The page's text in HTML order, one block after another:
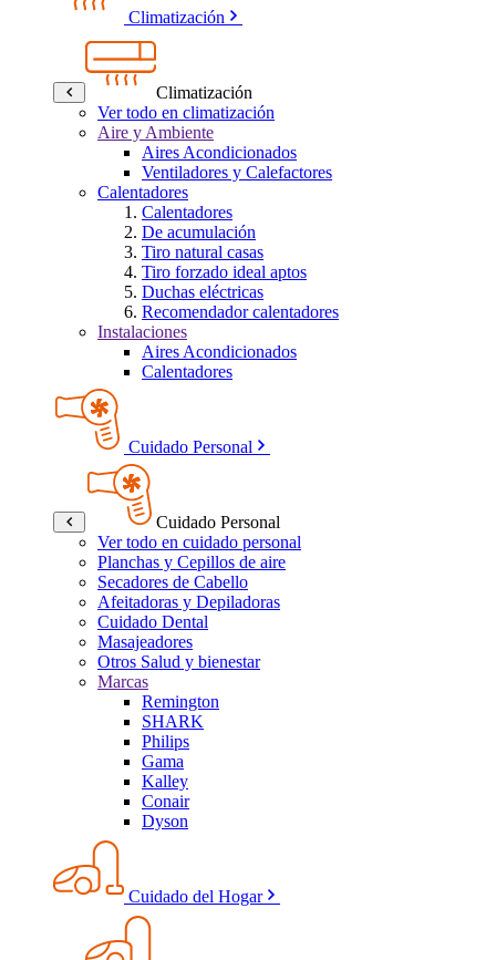
Climatización
Climatización
Ver todo en climatización
Aire y Ambiente
Aires Acondicionados
Ventiladores y Calefactores
Calentadores
Calentadores
De acumulación
Tiro natural casas
Tiro forzado ideal aptos
Duchas eléctricas
Recomendador calentadores
Instalaciones
Aires Acondicionados
Calentadores
Cuidado Personal
Cuidado Personal
Ver todo en cuidado personal
Planchas y Cepillos de aire
Secadores de Cabello
Afeitadoras y Depiladoras
Cuidado Dental
Masajeadores
Otros Salud y bienestar
Marcas
Remington
SHARK
Philips
Gama
Kalley
Conair
Dyson
Cuidado del Hogar